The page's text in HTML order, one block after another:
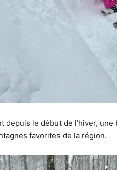
depuis le début de l’hiver,
favorites de la région.